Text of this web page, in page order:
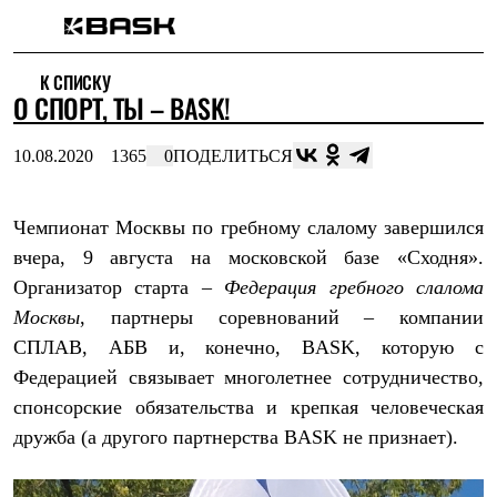
Интернет-магазин
Мужская одежда
Утепленная пухом
Куртки
Брюки
Утепленная синтетикой
Куртки
Брюки
Штормовая одежда
Куртки
Брюки
Софтшелл одежда
Куртки
Флисовая одежда
Куртки
Жилеты
К СПИСКУ
О СПОРТ, ТЫ – BASK!
10.08.2020 1365 0ПОДЕЛИТЬСЯ
Чемпионат Москвы по гребному слалому завершился
вчера, 9 августа на московской базе «Сходня».
Организатор старта – Федерация гребного слалома
Москвы, партнеры соревнований – компании
СПЛАВ, АБВ и, конечно, BASK, которую с
Федерацией связывает многолетнее сотрудничество,
спонсорские обязательства и крепкая человеческая
дружба (а другого партнерства BASK не признает).